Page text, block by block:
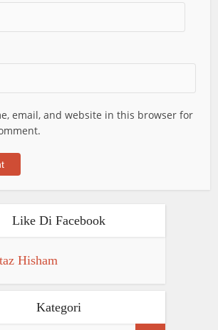
email, and website in this browser for
Like Di Facebook
Hisham
Kategori